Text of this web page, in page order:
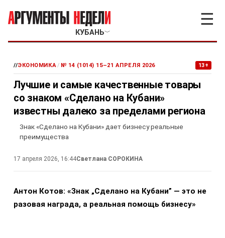
КУБАНЬ﹀
☰
//ЭКОНОМИКА/ № 14 (1014) 15–21 АПРЕЛЯ 2026 13+
Лучшие и самые качественные товары
со знаком «Сделано на Кубани»
известны далеко за пределами региона
Знак «Сделано на Кубани» дает бизнесу реальные
преимущества
17 апреля 2026, 16:44Светлана СОРОКИНА
Антон Котов: «Знак „Сделано на Кубани” — это не
разовая награда, а реальная помощь бизнесу»